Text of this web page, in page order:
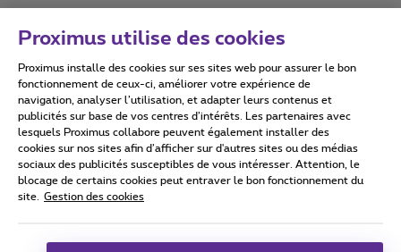
Conditions d'utilisation Accessibility statement
Tous droits réservés. © 2026 Proximus
Conditions générales, info consommateur
Proximus utilise des cookies
Proximus installe des cookies sur ses sites web pour assurer le bon
fonctionnement de ceux-ci, améliorer votre expérience de
navigation, analyser l’utilisation, et adapter leurs contenus et
publicités sur base de vos centres d’intérêts. Les partenaires avec
lesquels Proximus collabore peuvent également installer des
cookies sur nos sites afin d’afficher sur d'autres sites ou des médias
sociaux des publicités susceptibles de vous intéresser. Attention, le
blocage de certains cookies peut entraver le bon fonctionnement du
site.
Gestion des cookies